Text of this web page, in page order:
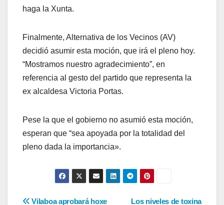
haga la Xunta.
Finalmente, Alternativa de los Vecinos (AV)
decidió asumir esta moción, que irá el pleno hoy.
“Mostramos nuestro agradecimiento”, en
referencia al gesto del partido que representa la
ex alcaldesa Victoria Portas.
Pese la que el gobierno no asumió esta moción,
esperan que “sea apoyada por la totalidad del
pleno dada la importancia».
Los niveles de toxina
Vilaboa aprobará hoxe